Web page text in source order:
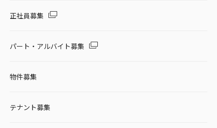
正社員募集
パート・アルバイト募集
物件募集
テナント募集